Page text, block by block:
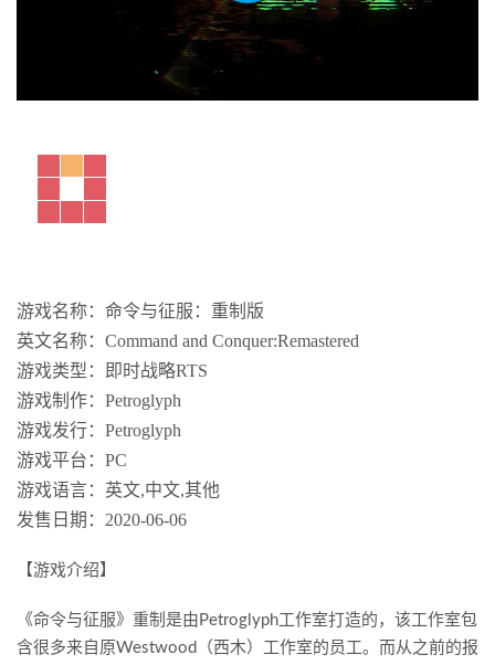
游戏名称：命令与征服：重制版
英文名称：Command and Conquer:Remastered
游戏类型：即时战略RTS
游戏制作：Petroglyph
游戏发行：Petroglyph
游戏平台：PC
游戏语言：英文,中文,其他
发售日期：2020-06-06
【游戏介绍】
《命令与征服》重制是由Petroglyph工作室打造的，该工作室包
含很多来自原Westwood（西木）工作室的员工。而从之前的报